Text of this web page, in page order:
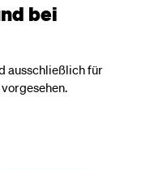
bei
ausschließlich für